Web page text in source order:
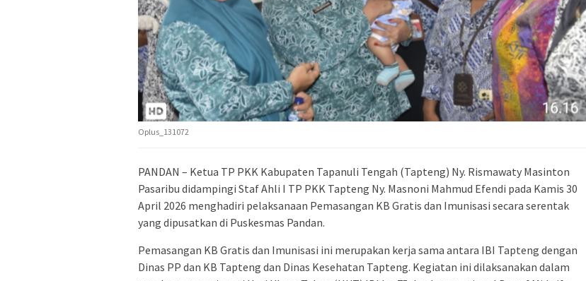
Oplus_131072
PANDAN – Ketua TP PKK Kabupaten Tapanuli Tengah (Tapteng) Ny. Rismawaty Masinton
Pasaribu didampingi Staf Ahli I TP PKK Tapteng Ny. Masnoni Mahmud Efendi pada Kamis 30
April 2026 menghadiri pelaksanaan Pemasangan KB Gratis dan Imunisasi secara serentak
yang dipusatkan di Puskesmas Pandan.
Pemasangan KB Gratis dan Imunisasi ini merupakan kerja sama antara IBI Tapteng dengan
Dinas PP dan KB Tapteng dan Dinas Kesehatan Tapteng. Kegiatan ini dilaksanakan dalam